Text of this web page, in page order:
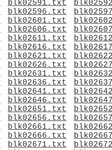
blk02591.txt
blk02596.txt
blk02601.txt
blk02606.txt
blk02611.txt
blk02616.txt
blk02621.txt
blk02626.txt
blk02631.txt
blk02636.txt
blk02641.txt
blk02646.txt
blk02651.txt
blk02656.txt
blk02661.txt
blk02666.txt
blk02671.txt